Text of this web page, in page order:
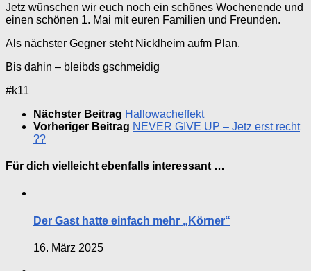
Jetz wünschen wir euch noch ein schönes Wochenende und
einen schönen 1. Mai mit euren Familien und Freunden.
Als nächster Gegner steht Nicklheim aufm Plan.
Bis dahin – bleibds gschmeidig
#k11
Nächster Beitrag Hallowacheffekt
Vorheriger Beitrag NEVER GIVE UP – Jetz erst recht
??
Für dich vielleicht ebenfalls interessant …
Der Gast hatte einfach mehr „Körner“
16. März 2025